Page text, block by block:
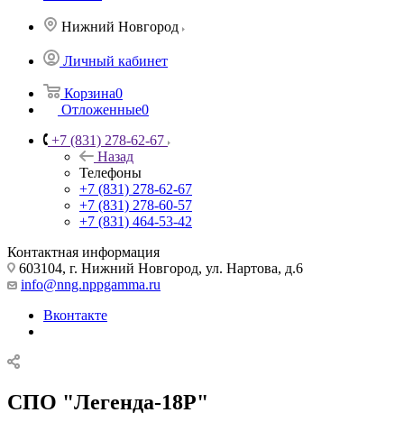
Нижний Новгород
Личный кабинет
Корзина0
Отложенные0
+7 (831) 278-62-67
Назад
Телефоны
+7 (831) 278-62-67
+7 (831) 278-60-57
+7 (831) 464-53-42
Контактная информация
603104, г. Нижний Новгород, ул. Нартова, д.6
info@nng.nppgamma.ru
Вконтакте
СПО "Легенда-18Р"